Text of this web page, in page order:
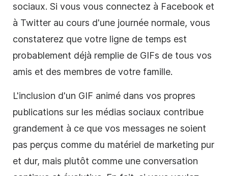
sociaux. Si vous vous connectez à Facebook et
à Twitter au cours d'une journée normale, vous
constaterez que votre ligne de temps est
probablement déjà remplie de GIFs de tous vos
amis et des membres de votre famille.
L'inclusion d'un GIF animé dans vos propres
publications sur les médias sociaux contribue
grandement à ce que vos messages ne soient
pas perçus comme du matériel de marketing pur
et dur, mais plutôt comme une conversation